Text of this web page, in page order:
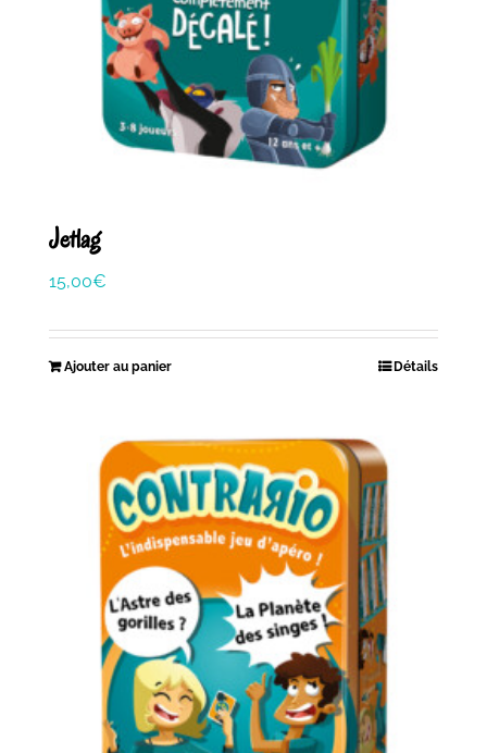
Jetlag
15,00€
Ajouter au panier Détails